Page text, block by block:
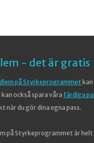
- det är gratis
på Styrkeprogrammetkan
kan också spara vårafärdiga
när du gör dina egna pass.
på Styrkeprogrammet är